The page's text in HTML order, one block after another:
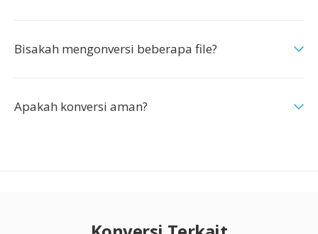
Bisakah mengonversi beberapa file?
Apakah konversi aman?